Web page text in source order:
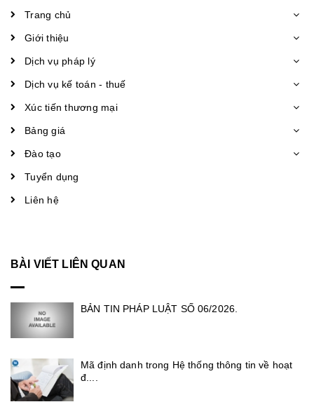
Trang chủ
Giới thiệu
Dịch vụ pháp lý
Dịch vụ kế toán - thuế
Xúc tiến thương mại
Bảng giá
Đào tạo
Tuyển dụng
Liên hệ
BÀI VIẾT LIÊN QUAN
BẢN TIN PHÁP LUẬT SỐ 06/2026.
Mã định danh trong Hệ thống thông tin về hoạt
đ....